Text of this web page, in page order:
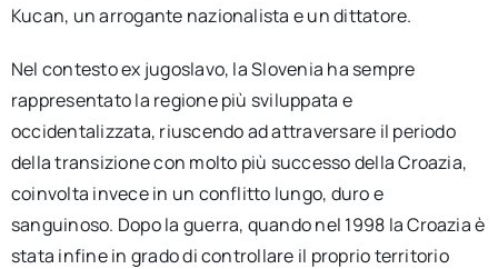
Kucan, un arrogante nazionalista e un dittatore.
Nel contesto ex jugoslavo, la Slovenia ha sempre
rappresentato la regione più sviluppata e
occidentalizzata, riuscendo ad attraversare il periodo
della transizione con molto più successo della Croazia,
coinvolta invece in un conflitto lungo, duro e
sanguinoso. Dopo la guerra, quando nel 1998 la Croazia è
stata infine in grado di controllare il proprio territorio